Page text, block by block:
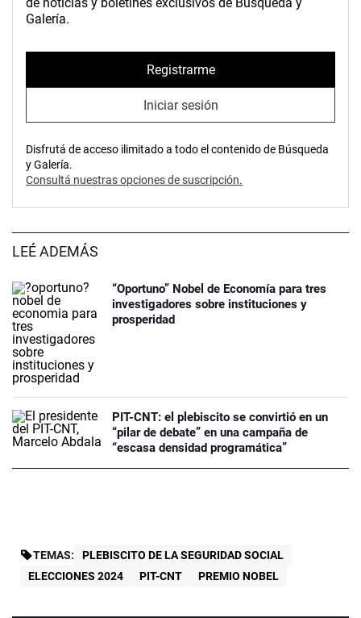
Galería.
Registrarme
Iniciar sesión
Disfrutá de acceso ilimitado a todo el contenido de Búsqueda
y Galería.
Consultá nuestras opciones de suscripción.
LEÉ ADEMÁS
“Oportuno” Nobel de Economía para tres
investigadores sobre instituciones y
prosperidad
PIT-CNT: el plebiscito se convirtió en un
“pilar de debate” en una campaña de
“escasa densidad programática”
TEMAS:
PLEBISCITO DE LA SEGURIDAD SOCIAL
ELECCIONES 2024
PIT-CNT PREMIO NOBEL